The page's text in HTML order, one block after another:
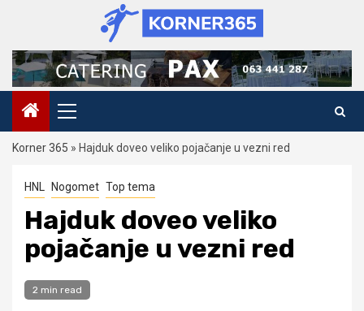
content
Primary
Menu
Korner 365 » Hajduk doveo veliko pojačanje u vezni red
HNL Nogomet Top tema
Hajduk doveo veliko
pojačanje u vezni red
2 min read